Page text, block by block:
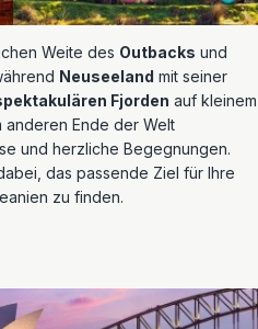
Weite des Outbacks und
Neuseeland mit seiner
Fjorden auf kleinem
anderen Ende der Welt
und herzliche Begegnungen.
das passende Ziel für Ihre
zu finden.